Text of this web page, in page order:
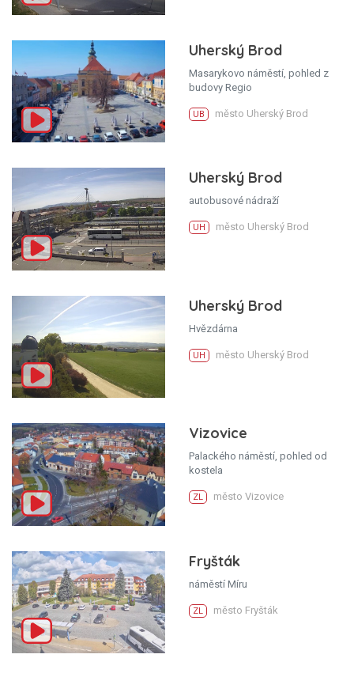
Uherský Brod
Masarykovo náměstí, pohled z
budovy Regio
UB město Uherský Brod
Uherský Brod
autobusové nádraží
UH město Uherský Brod
Uherský Brod
Hvězdárna
UH město Uherský Brod
Vizovice
Palackého náměstí, pohled od
kostela
ZL město Vizovice
Fryšták
náměstí Míru
ZL město Fryšták